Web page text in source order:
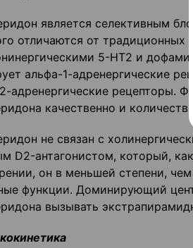
является селективным
отличаются от традиционных
5-НТ2 и
альфа-1-адренергические
адренергические рецепторы.
качественно и
не связан с
D2-антагонистом, который,
он в меньшей степени,
функции. Доминирующий
вызывать